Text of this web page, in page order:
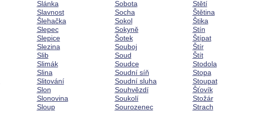
Slánka
Slavnost
Šlehačka
Slepec
Slepice
Slezina
Slib
Slimák
Slina
Slitování
Slon
Slonovina
Sloup
Sobota
Socha
Sokol
Sokyně
Šotek
Souboj
Soud
Soudce
Soudní síň
Soudní sluha
Souhvězdí
Soukolí
Sourozenec
Stětí
Štětina
Štika
Stín
Štípat
Štír
Štít
Stodola
Stopa
Stoupat
Šťovík
Stožár
Strach